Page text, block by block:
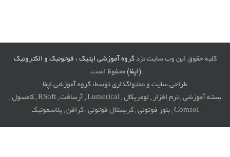
کلیه حقوق این وب سایت نزد گروه آموزشی اپتیک ، فوتونیک و الکترونیک
(اپفا)محفوظ است.
طراحی سایت و محتواگذاری توسط: گروه آموزشی اپفا
بسته آموزشی , نرم افزار , لومریکال , Lumerical , آرسافت , RSoft , کامسول ,
Comsol , بلور فوتونی , کریستال فوتونی , گرافن , پلاسمونیک